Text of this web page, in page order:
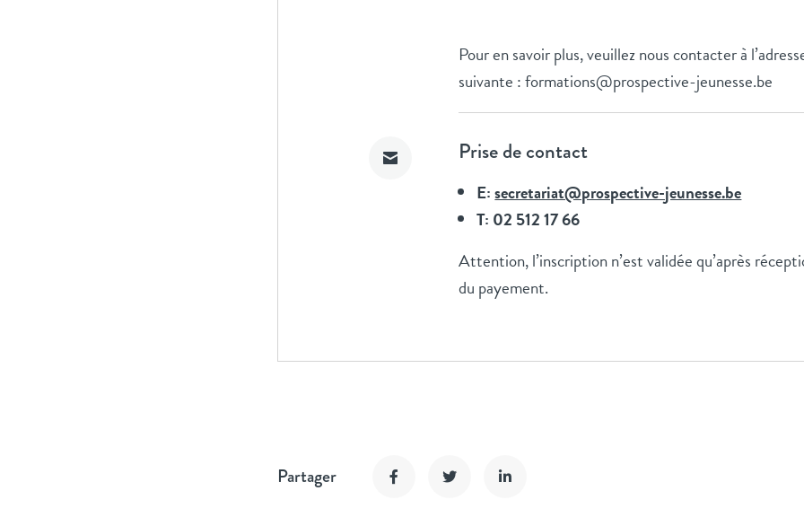
Pour en savoir plus, veuillez nous contacter à
suivante : formations@prospective-jeunesse.be
Prise de contact
E:secretariat@prospective-jeunesse.be
T: 02 512 17 66
Attention, l’inscription n’est validée qu’après
du payement.
Partager